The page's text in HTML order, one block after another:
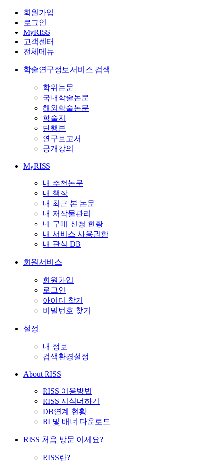
회원가입
로그인
MyRISS
고객센터
전체메뉴
학술연구정보서비스 검색
학위논문
국내학술논문
해외학술논문
학술지
단행본
연구보고서
공개강의
MyRISS
내 추천논문
내 책장
내 최근 본 논문
내 저작물관리
내 구매·신청 현황
내 서비스 사용권한
내 관심 DB
회원서비스
회원가입
로그인
아이디 찾기
비밀번호 찾기
설정
내 정보
검색환경설정
About RISS
RISS 이용방법
RISS 지식더하기
DB연계 현황
BI 및 배너 다운로드
RISS 처음 방문 이세요?
RISS란?